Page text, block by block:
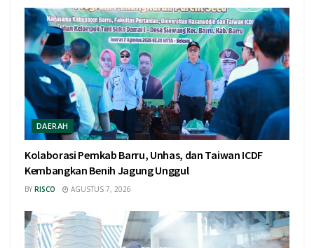
DAERAH
Kolaborasi Pemkab Barru, Unhas, dan Taiwan ICDF
Kembangkan Benih Jagung Unggul
BY RISCO AGUSTUS 7, 2026